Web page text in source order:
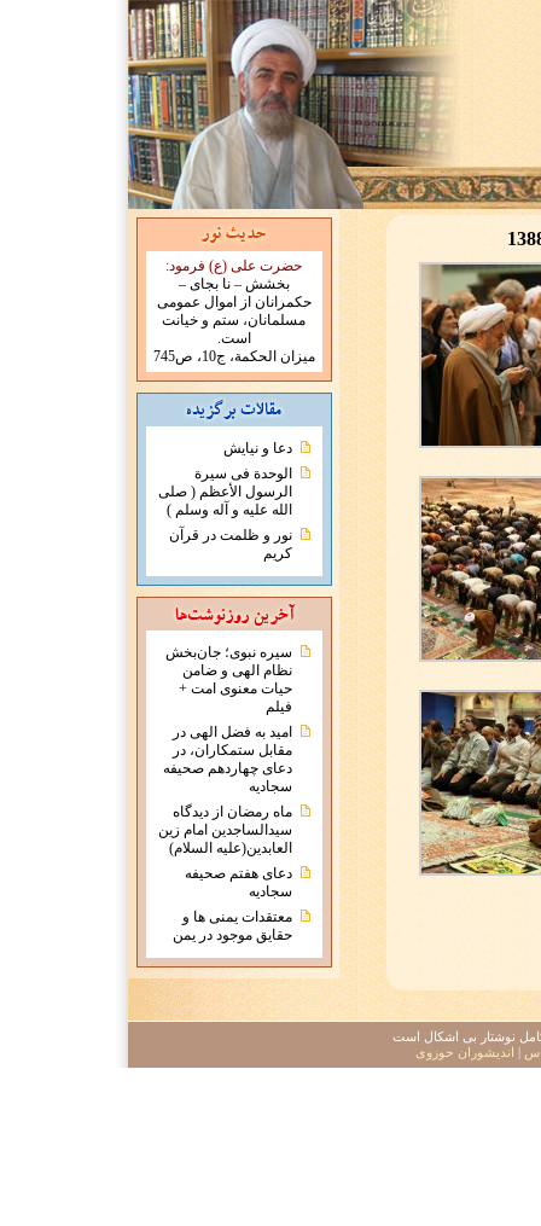
حضرت علی (ع) فرمود:
بخشش – نا بجای –
حکمرانان از اموال عمومی
مسلمانان، ستم و خیانت
است.
میزان الحکمة، ج10، ص745
دعا و نیایش
الوحدة فی سیرة
الرسول الأعظم ( صلی
الله علیه و آله وسلم )
نور و ظلمت در قرآن
کریم
سیره نبوی؛ جان‌بخش
نظام الهی و ضامن
حیات معنوی امت +
فیلم
امید به فضل الهی در
مقابل ستمکاران، در
دعای چهاردهم صحیفه
سجادیه
ماه رمضان از دیدگاه
سیدالساجدین امام زین
العابدین(علیه السلام)
دعای هفتم صحیفه
سجادیه
معتقدات يمنی ها و
حقايق موجود در يمن
کامل نوشتار بی اشکال است
| اندیشوران حوزوی